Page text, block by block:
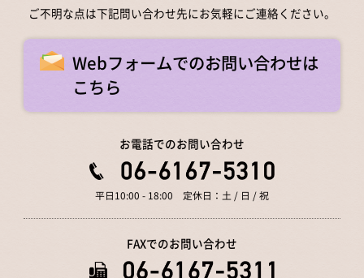
ご不明な点は下記問い合わせ先にお気軽にご連絡ください。
Webフォームでのお問い合わせは
こちら
お電話でのお問い合わせ
平日10:00 - 18:00 定休日：土 / 日 / 祝
FAXでのお問い合わせ